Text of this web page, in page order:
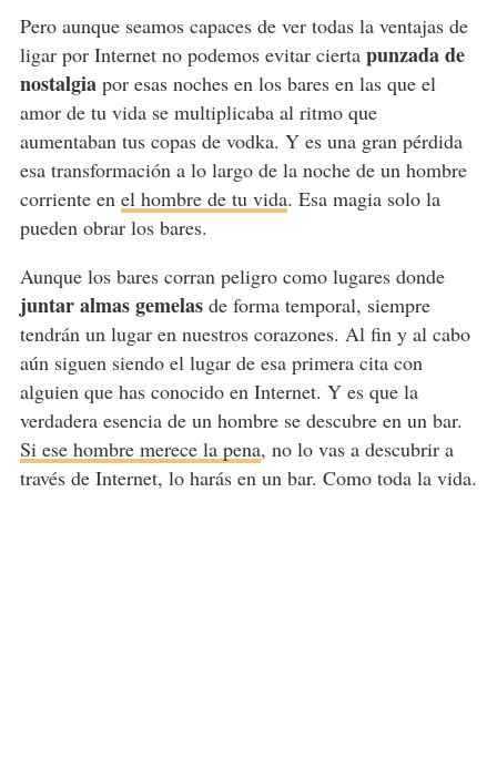
Pero aunque seamos capaces de ver todas la ventajas de
ligar por Internet no podemos evitar ciertapunzada de
nostalgiapor esas noches en los bares en las que el
amor de tu vida se multiplicaba al ritmo que
aumentaban tus copas de vodka. Y es una gran pérdida
esa transformación a lo largo de la noche de un hombre
corriente en el hombre de tu vida. Esa magia solo la
pueden obrar los bares.
Aunque los bares corran peligro como lugares donde
juntar almas gemelasde forma temporal, siempre
tendrán un lugar en nuestros corazones. Al fin y al cabo
aún siguen siendo el lugar de esa primera cita con
alguien que has conocido en Internet. Y es que la
verdadera esencia de un hombre se descubre en un bar.
Si ese hombre merece la pena, no lo vas a descubrir a
través de Internet, lo harás en un bar. Como toda la vida.